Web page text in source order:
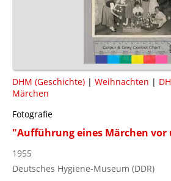
DHM (Geschichte) | Weihnachten |
Märchen
Fotografie
"Aufführung eines Märchen vor
1955
Deutsches Hygiene-Museum (DDR)